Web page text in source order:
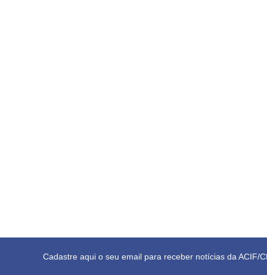
Cadastre aqui o seu email para receber notícias da ACIF/